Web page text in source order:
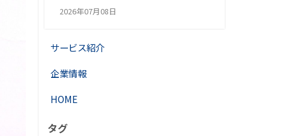
2026年07月08日
サービス紹介
企業情報
HOME
タグ